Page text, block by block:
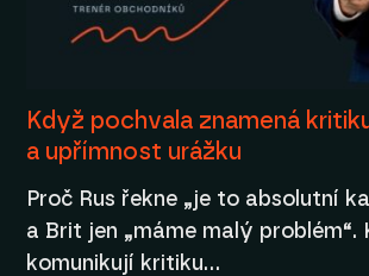
Když pochvala znamená
a upřímnost urážku
Proč Rus řekne „je to absolutní
a Brit jen „máme malý problém“.
komunikují kritiku…